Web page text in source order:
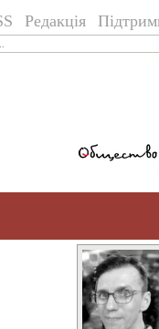
Редакція